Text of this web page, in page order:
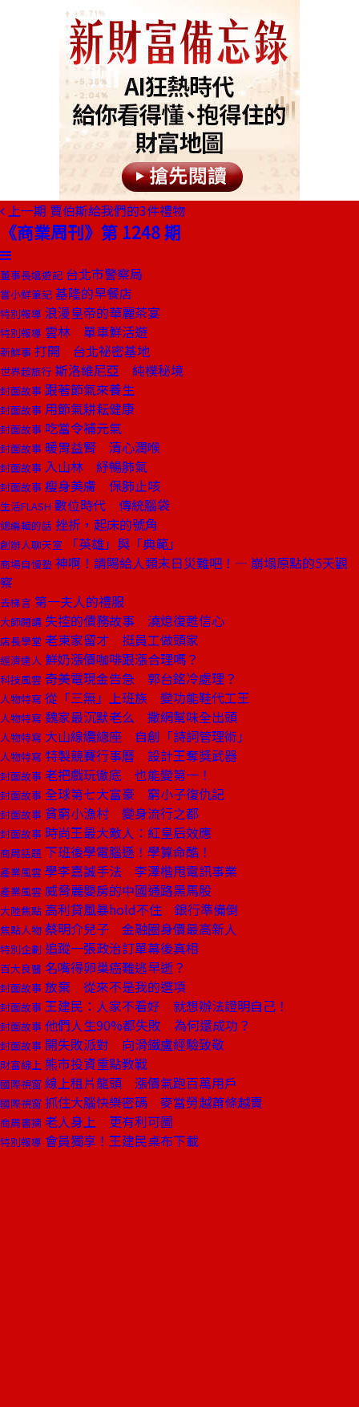
上一期 賈伯斯給我們的3件禮物
《商業周刊》第 1248 期
董事長嬉遊記 台北市警察局
嘗小鮮筆記 基隆的早餐店
特別報導 浪漫皇帝的華麗茶宴
特別報導 雲林 單車鮮活遊
新鮮事 打開 台北祕密基地
世界超旅行 斯洛維尼亞 純樸秘境
封面故事 跟著節氣來養生
封面故事 用節氣耕耘健康
封面故事 吃當令補元氣
封面故事 暖胃益腎 清心潤喉
封面故事 入山林 紓暢肺氣
封面故事 瘦身美膚 保肺止咳
生活FLASH 數位時代 傳統腦袋
總編輯的話 挫折，起床的號角
創辦人聊天室 「英雄」與「典範」
商場自慢塾 神啊！請賜給人類末日災難吧！— 崩塌原點的5天觀
察
去梯言 第一夫人的禮服
大師開講 失控的債務故事 澆熄復甦信心
店長學堂 老東家留才 挺員工做頭家
經濟達人 鮮奶漲價咖啡跟漲合理嗎？
科技風雲 奇美電現金告急 郭台銘冷處理？
人物特寫 從「三無」上班族 變功能鞋代工王
人物特寫 魏家最沉默老么 撒網幫味全出頭
人物特寫 大山線纜總座 自創「詩詞管理術」
人物特寫 特製競賽行事曆 設計王奪獎武器
封面故事 老把戲玩徹底 也能變第一！
封面故事 全球第七大富豪 窮小子復仇記
封面故事 貧窮小漁村 變身流行之都
封面故事 時尚王最大敵人：紅皇后效應
商周話題 下班後學電腦遜！學算命酷！
產業風雲 學李嘉誠手法 李澤楷甩電訊事業
產業風雲 威脅麗嬰房的中國通路黑馬股
大陸焦點 高利貸風暴hold不住 銀行準備倒
焦點人物 蔡明介兒子 金融圈身價最高新人
特別企劃 追蹤一張政治訂單幕後真相
百大良醫 名嘴得卵巢癌難逃早逝？
封面故事 放棄 從來不是我的選項
封面故事 王建民：人家不看好 就想辦法證明自己！
封面故事 他們人生90%都失敗 為何還成功？
封面故事 開失敗派對 向滑鐵盧經驗致敬
財富線上 熊市投資重點教戰
國際視窗 線上租片龍頭 漲價氣跑百萬用戶
國際視窗 抓住大腦快樂密碼 麥當勞越蕭條越賣
商周書摘 老人身上 更有利可圖
特別報導 會員獨享！王建民桌布下載